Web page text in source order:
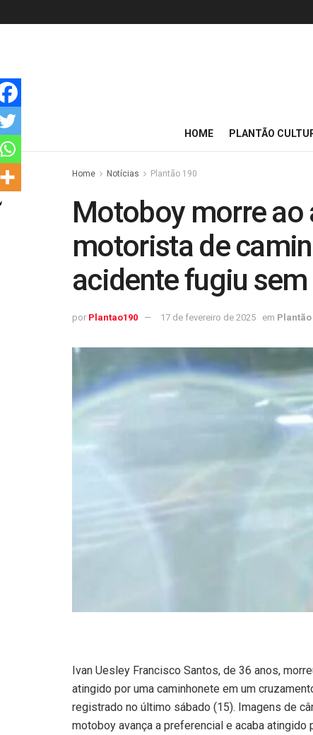
HOME PLANTÃO
Home Notícias Plantão 190
Motoboy morre ao
motorista de
acidente fugiu
por Plantao190 17 de fevereiro de 2025 em Plantão
Ivan Uesley Francisco Santos, de 36 anos,
atingido por uma caminhonete em um
registrado no último sábado (15). Imagens de
motoboy avança a preferencial e acaba atingido